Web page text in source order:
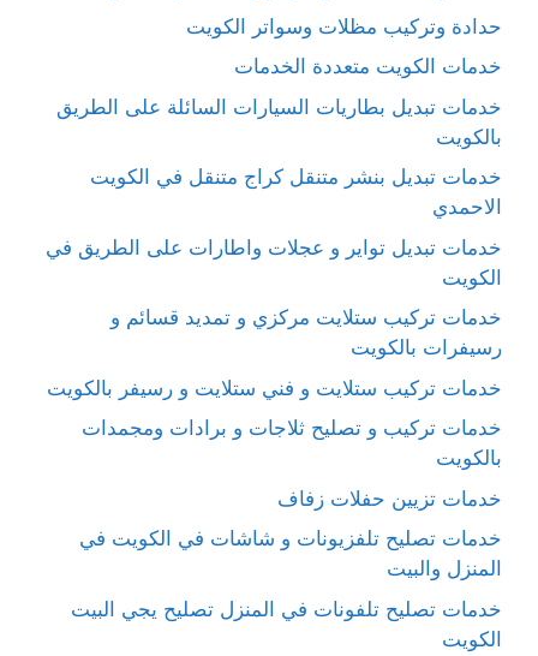
حدادة وتركيب مظلات وسواتر الكويت
خدمات الكويت متعددة الخدمات
خدمات تبديل بطاريات السيارات السائلة على الطريق
بالكويت
خدمات تبديل بنشر متنقل كراج متنقل في الكويت
الاحمدي
خدمات تبديل تواير و عجلات واطارات على الطريق في
الكويت
خدمات تركيب ستلايت مركزي و تمديد قسائم و
رسيفرات بالكويت
خدمات تركيب ستلايت و فني ستلايت و رسيفر بالكويت
خدمات تركيب و تصليح ثلاجات و برادات ومجمدات
بالكويت
خدمات تزيين حفلات زفاف
خدمات تصليح تلفزيونات و شاشات في الكويت في
المنزل والبيت
خدمات تصليح تلفونات في المنزل تصليح يجي البيت
الكويت